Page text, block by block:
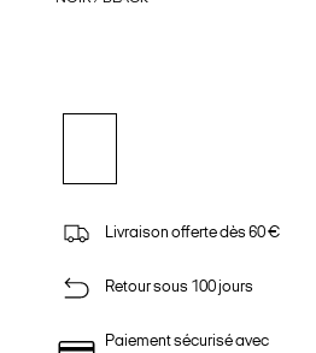
Livraison offerte dès 60 €
Retour sous 100 jours
Paiement sécurisé avec